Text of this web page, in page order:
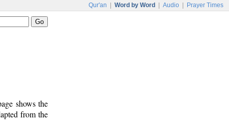
Qur'an Word by Word Audio Prayer Times
shows the
from the